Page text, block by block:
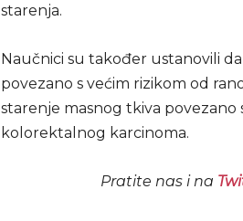
starenja.
Naučnici su također ustanovili
povezano s većim rizikom od
starenje masnog tkiva povezano
kolorektalnog karcinoma.
Pratite nas i na